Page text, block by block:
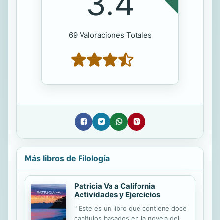
69 Valoraciones Totales
Más libros de Filología
Patricia Va a California
Actividades y Ejercicios
" Este es un libro que contiene doce
capItulos basados en la novela del